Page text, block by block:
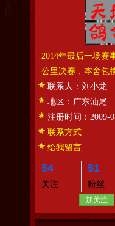
2014年最后一场赛
公里决赛，本舍包
联系人： 刘小龙
地区： 广东汕尾
注册时间： 2009-
联系方式
给我留言
54
关注
51
粉丝
加关注